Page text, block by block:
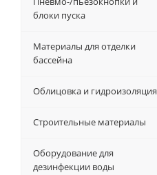
блоки пуска
Материалы для отделки
бассейна
Облицовка и гидроизоляция
Строительные материалы
Оборудование для
дезинфекции воды